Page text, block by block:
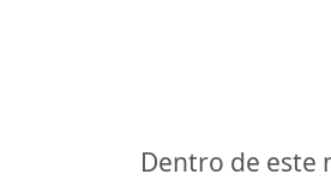
Dentro de este